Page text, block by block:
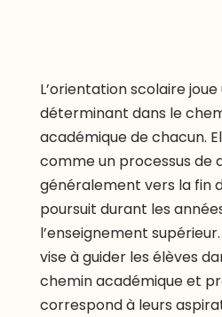
L’orientation scolaire
déterminant dans le
académique de chacun.
comme un processus de
généralement vers la fin
poursuit durant les
l’enseignement
vise à guider les élèves
chemin académique et
correspond à leurs